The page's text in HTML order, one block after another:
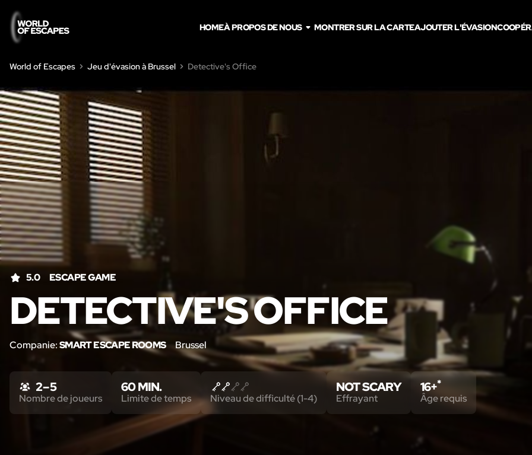
HOMEÀ PROPOS DE NOUS MONTRER SUR LA CARTEAJOUTER L'ÉVASION
World of Escapes Jeu d'évasion à Brussel Detective's Office
5.0 ESCAPE GAME
DETECTIVE'S OFFICE
Companie:SMART ESCAPE ROOMS Brussel
2 – 5
Nombre de joueurs
60 MIN.
Limite de temps Niveau de difficulté (1-4)
NOT SCARY
Effrayant
16+*
Âge requis